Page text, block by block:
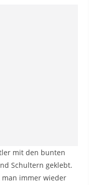
mit den bunten
Schultern geklebt.
immer wieder